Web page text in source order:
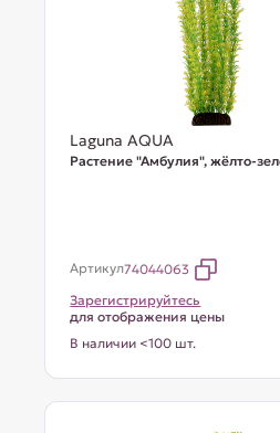
Laguna AQUA
Растение "Амбулия", жёлто-
Артикул74044063
Зарегистрируйтесь
для отображения цены
В наличии <100 шт.